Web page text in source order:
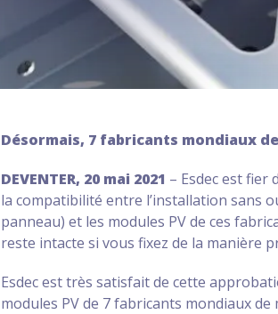
Désormais, 7 fabricants mondiaux
DEVENTER, 20 mai 2021 – Esdec est fier
la compatibilité entre l’installation sans
panneau) et les modules PV de ces
reste intacte si vous fixez de la manière
Esdec est très satisfait de cette
modules PV de 7 fabricants mondiaux de